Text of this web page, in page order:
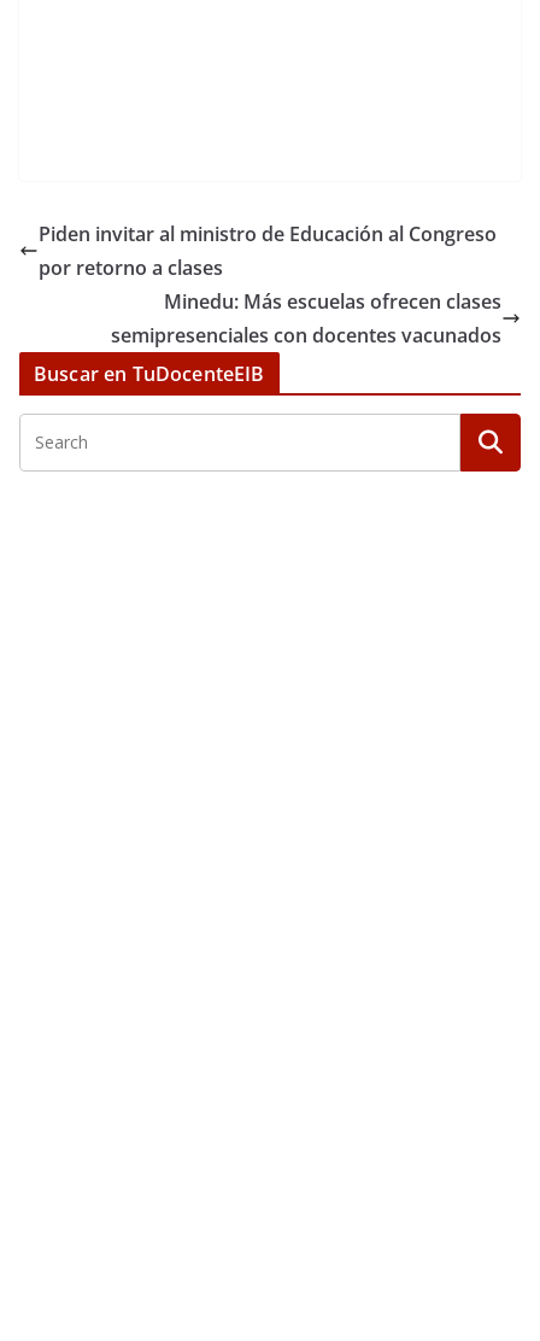
Piden invitar al ministro de Educación al Congreso
por retorno a clases
Minedu: Más escuelas ofrecen clases
semipresenciales con docentes vacunados
Buscar en TuDocenteEIB